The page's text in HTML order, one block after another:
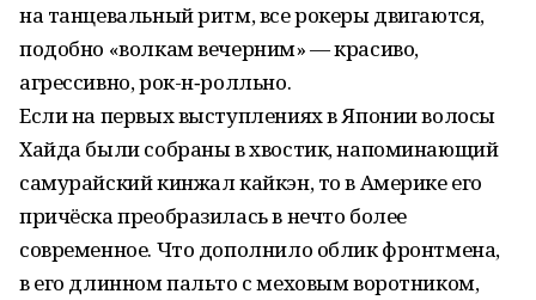
на танцевальный ритм, все рокеры двигаются,
подобно «волкам вечерним» — красиво,
агрессивно, рок-н‑ролльно.
Если на первых выступлениях в Японии волосы
Хайда были собраны в хвостик, напоминающий
самурайский кинжал кайкэн, то в Америке его
причёска преобразилась в нечто более
современное. Что дополнило облик фронтмена,
в его длинном пальто с меховым воротником,